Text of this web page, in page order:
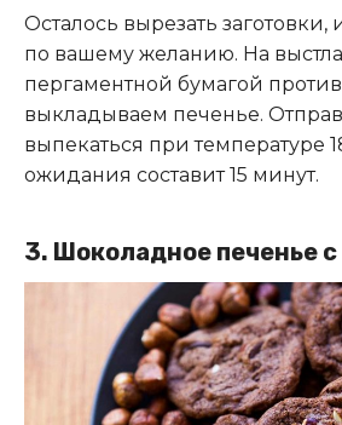
Осталось вырезать
по вашему желанию. На
пергаментной бумагой
выкладываем печенье.
выпекаться при температуре
ожидания составит 15 минут.
3. Шоколадное печенье